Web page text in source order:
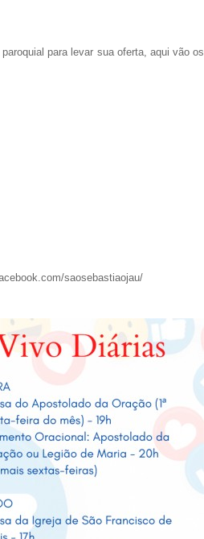
para levar sua oferta, aqui vão os
saosebastiaojau/